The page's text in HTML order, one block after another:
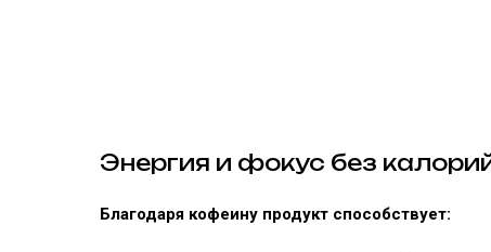
Энергия и фокус без
Благодаря кофеину продукт способствует: